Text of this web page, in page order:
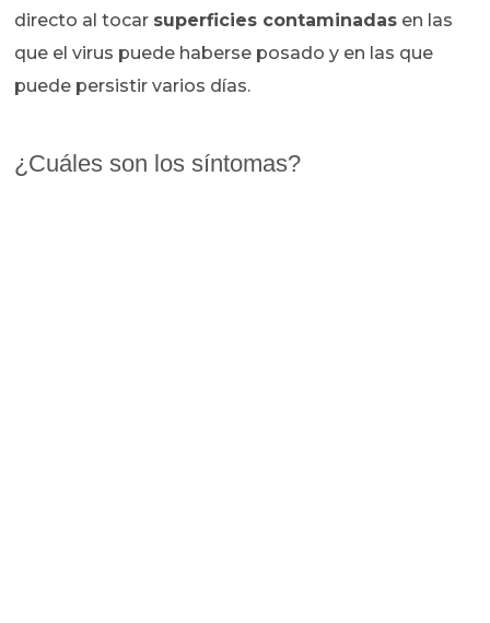
directo al tocar superficies contaminadas en las
que el virus puede haberse posado y en las que
puede persistir varios días.
¿Cuáles son los síntomas?